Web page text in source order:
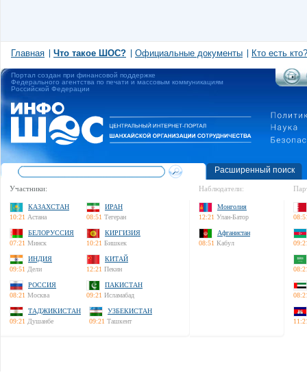
Главная Что такое ШОС? Официальные документы Кто есть кто?
Портал создан при финансовой поддержке
Федерального агентства по печати и массовым коммуникациям
Российской Федерации
Расширенный поиск
Участники:
КАЗАХСТАН
10:21 Астана
ИРАН
08:51 Тегеран
БЕЛОРУССИЯ
07:21 Минск
КИРГИЗИЯ
10:21 Бишкек
ИНДИЯ
09:51 Дели
КИТАЙ
12:21 Пекин
РОССИЯ
08:21 Москва
ПАКИСТАН
09:21 Исламабад
ТАДЖИКИСТАН
09:21 Душанбе
УЗБЕКИСТАН
09:21 Ташкент
Наблюдатели:
Монголия
12:21 Улан-Батор
Афганистан
08:51 Кабул